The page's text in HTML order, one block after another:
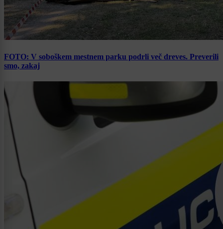
FOTO: V soboškem mestnem parku podrli več dreves. Preverili
smo, zakaj